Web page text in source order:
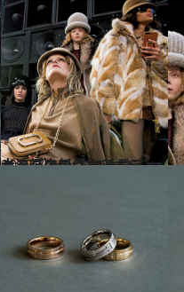
2017.7.24
大流行中のクロスボディバッグの新作 マーク ジェイコブスの「ホットショット」
コミック ＆ エッセイ